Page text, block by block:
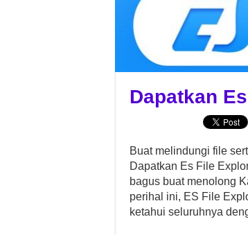
Dapatkan
Buat melindungi file
Dapatkan Es File
bagus buat menolong
perihal ini, ES File
ketahui seluruhnya